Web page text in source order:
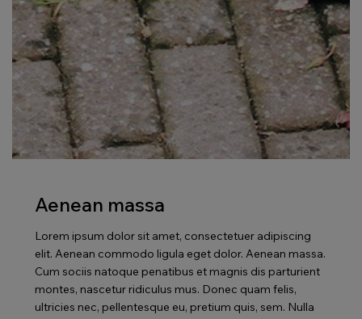
Aenean massa
Lorem ipsum dolor sit amet, consectetuer adipiscing
elit. Aenean commodo ligula eget dolor. Aenean massa.
Cum sociis natoque penatibus et magnis dis parturient
montes, nascetur ridiculus mus. Donec quam felis,
ultricies nec, pellentesque eu, pretium quis, sem. Nulla